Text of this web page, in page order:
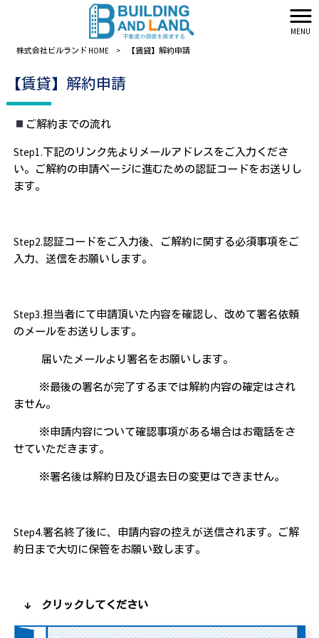
MENU
株式会社ビルランド HOME
> 【賃貸】解約申請
【賃貸】解約申請
ご解約までの流れ
Step1.下記のリンク先よりメールアドレスをご入力くださ
い。ご解約の申請ページに進むための認証コードをお送りし
ます。
Step2.認証コードをご入力後、ご解約に関する必須事項をご
入力、送信をお願いします。
Step3.担当者にて申請頂いた内容を確認し、改めて署名依頼
のメールをお送りします。
届いたメールより署名をお願いします。
※最後の署名が完了するまでは解約内容の確定はされ
ません。
※申請内容について確認事項がある場合はお電話をさ
せていただきます。
※署名後は解約日及び退去日の変更はできません。
Step4.署名終了後に、申請内容の控えが送信されます。ご解
約日まで大切に保管をお願い致します。
↓ クリックしてください